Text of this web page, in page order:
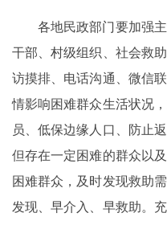
各地民政部门要加强
干部、村级组织、社会救
访摸排、电话沟通、微信
情影响困难群众生活状况
员、低保边缘人口、防止
但存在一定困难的群众以
困难群众，及时发现救助
发现、早介入、早救助。